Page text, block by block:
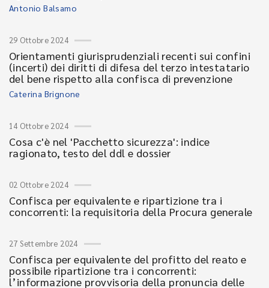
Antonio Balsamo
29 Ottobre 2024
Orientamenti giurisprudenziali recenti sui confini
(incerti) dei diritti di difesa del terzo intestatario
del bene rispetto alla confisca di prevenzione
Caterina Brignone
14 Ottobre 2024
Cosa c'è nel 'Pacchetto sicurezza': indice
ragionato, testo del ddl e dossier
02 Ottobre 2024
Confisca per equivalente e ripartizione tra i
concorrenti: la requisitoria della Procura generale
27 Settembre 2024
Confisca per equivalente del profitto del reato e
possibile ripartizione tra i concorrenti:
l’informazione provvisoria della pronuncia delle